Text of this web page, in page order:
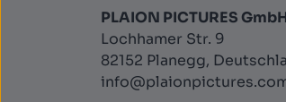
PLAION PICTURES
Lochhamer Str. 9
82152 Planegg,